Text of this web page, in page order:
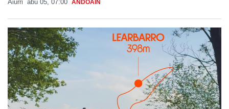
Aiurri abu 05, 07:00 ANDOAIN